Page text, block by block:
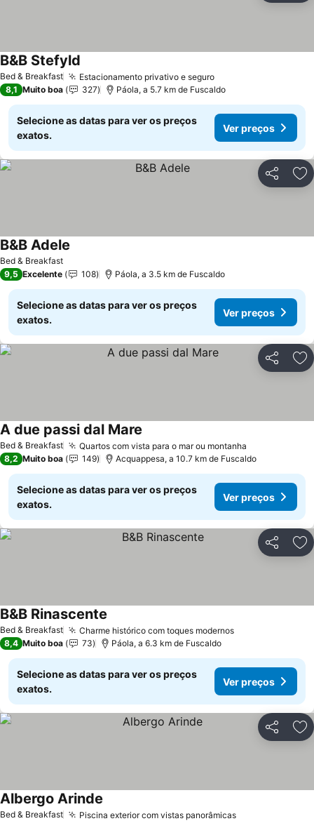
Bed & Breakfast Estacionamento privativo e seguro
B&B Stefyld
8,1 Muito boa 327 Páola, a 5.7 km de Fuscaldo
Selecione as datas para ver os preços
exatos.
Ver preços
Partilhar
Bed & Breakfast
B&B Adele
9,5 Excelente 108 Páola, a 3.5 km de Fuscaldo
Selecione as datas para ver os preços
exatos.
Ver preços
Partilhar
Bed & Breakfast Quartos com vista para o mar ou montanha
A due passi dal Mare
8,2 Muito boa 149 Acquappesa, a 10.7 km de Fuscaldo
Selecione as datas para ver os preços
exatos.
Ver preços
Partilhar
Bed & Breakfast Charme histórico com toques modernos
B&B Rinascente
8,4 Muito boa 73 Páola, a 6.3 km de Fuscaldo
Selecione as datas para ver os preços
exatos.
Ver preços
Partilhar
Bed & Breakfast Piscina exterior com vistas panorâmicas
Albergo Arinde